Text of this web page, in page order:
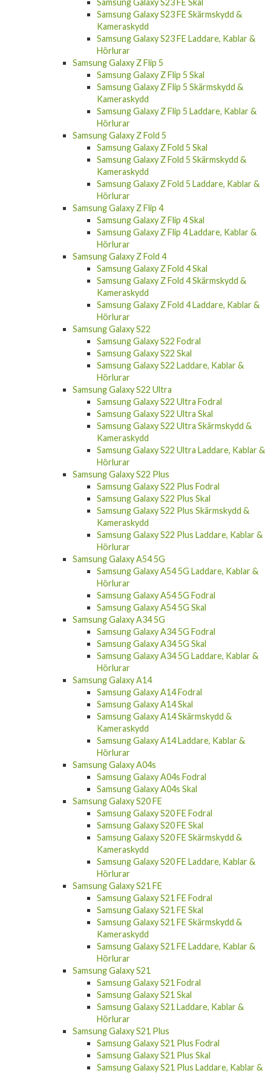
Samsung Galaxy S23 FE Skärmskydd &
Kameraskydd
Samsung Galaxy S23 FE Laddare, Kablar &
Hörlurar
Samsung Galaxy Z Flip 5
Samsung Galaxy Z Flip 5 Skal
Samsung Galaxy Z Flip 5 Skärmskydd &
Kameraskydd
Samsung Galaxy Z Flip 5 Laddare, Kablar &
Hörlurar
Samsung Galaxy Z Fold 5
Samsung Galaxy Z Fold 5 Skal
Samsung Galaxy Z Fold 5 Skärmskydd &
Kameraskydd
Samsung Galaxy Z Fold 5 Laddare, Kablar &
Hörlurar
Samsung Galaxy Z Flip 4
Samsung Galaxy Z Flip 4 Skal
Samsung Galaxy Z Flip 4 Laddare, Kablar &
Hörlurar
Samsung Galaxy Z Fold 4
Samsung Galaxy Z Fold 4 Skal
Samsung Galaxy Z Fold 4 Skärmskydd &
Kameraskydd
Samsung Galaxy Z Fold 4 Laddare, Kablar &
Hörlurar
Samsung Galaxy S22
Samsung Galaxy S22 Fodral
Samsung Galaxy S22 Skal
Samsung Galaxy S22 Laddare, Kablar &
Hörlurar
Samsung Galaxy S22 Ultra
Samsung Galaxy S22 Ultra Fodral
Samsung Galaxy S22 Ultra Skal
Samsung Galaxy S22 Ultra Skärmskydd &
Kameraskydd
Samsung Galaxy S22 Ultra Laddare, Kablar &
Hörlurar
Samsung Galaxy S22 Plus
Samsung Galaxy S22 Plus Fodral
Samsung Galaxy S22 Plus Skal
Samsung Galaxy S22 Plus Skärmskydd &
Kameraskydd
Samsung Galaxy S22 Plus Laddare, Kablar &
Hörlurar
Samsung Galaxy A54 5G
Samsung Galaxy A54 5G Laddare, Kablar &
Hörlurar
Samsung Galaxy A54 5G Fodral
Samsung Galaxy A54 5G Skal
Samsung Galaxy A34 5G
Samsung Galaxy A34 5G Fodral
Samsung Galaxy A34 5G Skal
Samsung Galaxy A34 5G Laddare, Kablar &
Hörlurar
Samsung Galaxy A14
Samsung Galaxy A14 Fodral
Samsung Galaxy A14 Skal
Samsung Galaxy A14 Skärmskydd &
Kameraskydd
Samsung Galaxy A14 Laddare, Kablar &
Hörlurar
Samsung Galaxy A04s
Samsung Galaxy A04s Fodral
Samsung Galaxy A04s Skal
Samsung Galaxy S20 FE
Samsung Galaxy S20 FE Fodral
Samsung Galaxy S20 FE Skal
Samsung Galaxy S20 FE Skärmskydd &
Kameraskydd
Samsung Galaxy S20 FE Laddare, Kablar &
Hörlurar
Samsung Galaxy S21 FE
Samsung Galaxy S21 FE Fodral
Samsung Galaxy S21 FE Skal
Samsung Galaxy S21 FE Skärmskydd &
Kameraskydd
Samsung Galaxy S21 FE Laddare, Kablar &
Hörlurar
Samsung Galaxy S21
Samsung Galaxy S21 Fodral
Samsung Galaxy S21 Skal
Samsung Galaxy S21 Laddare, Kablar &
Hörlurar
Samsung Galaxy S21 Plus
Samsung Galaxy S21 Plus Fodral
Samsung Galaxy S21 Plus Skal
Samsung Galaxy S21 Plus Laddare, Kablar &